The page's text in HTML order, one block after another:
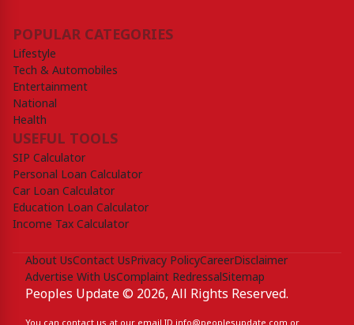
POPULAR CATEGORIES
Lifestyle
Tech & Automobiles
Entertainment
National
Health
USEFUL TOOLS
SIP Calculator
Personal Loan Calculator
Car Loan Calculator
Education Loan Calculator
Income Tax Calculator
About UsContact UsPrivacy PolicyCareerDisclaimer
Advertise With UsComplaint RedressalSitemap
Peoples Update © 2026, All Rights Reserved.